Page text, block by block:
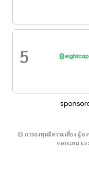
5
การลงทุนมีความเสี่ยง ผู้ล
ตอบแทน แล